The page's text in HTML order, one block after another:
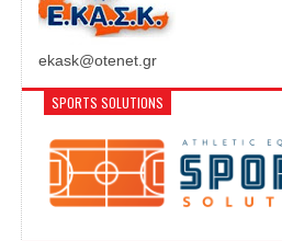
ekask@otenet.gr
SPORTS SOLUTIONS